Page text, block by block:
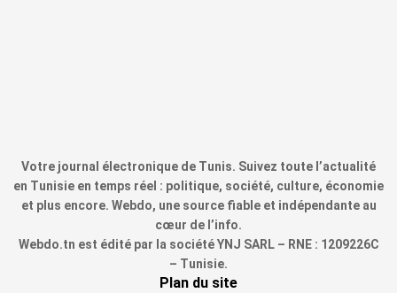
Votre journal électronique de Tunis. Suivez toute l’actualité
en Tunisie en temps réel : politique, société, culture, économie
et plus encore. Webdo, une source fiable et indépendante au
cœur de l’info.
Webdo.tn est édité par la société YNJ SARL – RNE : 1209226C
– Tunisie.
Plan du site